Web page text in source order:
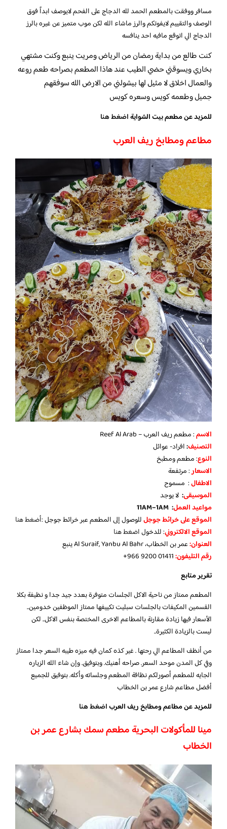
مسافر ووفقت بالمطعم الحمد لله الدجاج على الفحم لايوصف ابداً فوق
الوصف والتقييم لايفوتكم والرز ماشاء الله لكن موب متميز عن غيره بالرز
الدجاج الي اتوقع مافيه احد ينافسه
كنت طالع من بداية رمضان من الرياض ومريت ينبع وكنت مشتهي
بخاري ويسوقني حضي الطيب عند هاذا المطعم بصراحه طعم روعه
والعمال اخلاق لا مثيل لها بيشولني من الارض الله سوفقهم
جميل وطعمه كويس وسعره كويس
للمزيد عن مطعم بيت الشوايةاضغط هنا
مطاعم ومطابخ ريف العرب
الاسم: مطعم ريف العرب – Reef Al Arab
التصنيف:افراد- عوائل
النوع: مطعم ومطبخ
الاسعار: مرتفعة
الاطفال: مسموح
الموسيقى: لا يوجد
مواعيد العمل: 11AM–1AM
الموقع على خرائط جوجلللوصول إلى المطعم عبر خرائط جوجل :أضغط هنا
الموقع الالكتروني: للدخولاضغط هنا
العنوان:عمر بن الخطاب، Al Suraif, Yanbu Al Bahr ينبع
رقم التليفون:
تقرير متابع
المطعم ممتاز من ناحية الاكل الجلسات متوفرة بعدد جيد جدا و نظيفة بكلا
القسمين المكيفات بالجلسات سبليت تكييفها ممتاز الموظفين خدومين..
الأسعار فيها زيادة مقارنة بالمطاعم الاخرى المختصة بنفس الاكل.. لكن
ليست بالزيادة الكثيرة..
من أنظف المطاعم الي رحتها . غير كذه كمان فيه ميزه طيبه السعر جدا ممتاز
وفي كل المدن موحد السعر. صراحه أهنيك. وبتوفيق. وإن شاء الله الزياره
الجايه للمطعم أصورلكم نظافة المطعم وجلساته وأكله. بتوفيق للجميع
أفضل مطاعم شارع عمر بن الخطاب
للمزيد عن مطاعم ومطابخ ريف العرباضغط هنا
مينا للمأكولات البحرية مطعم سمكبشارع عمر بن
الخطاب